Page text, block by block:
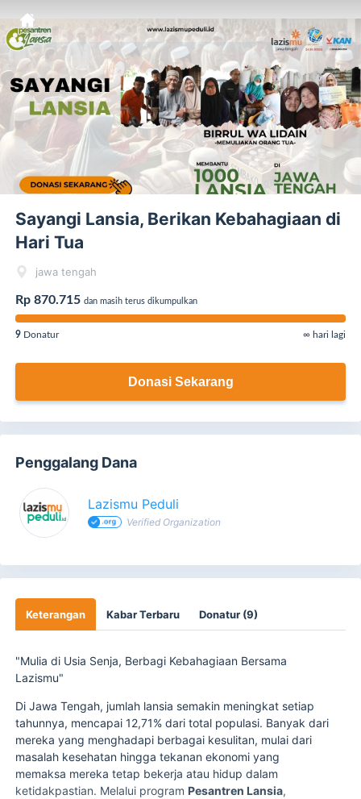
Sayangi Lansia, Berikan Kebahagiaan di
Hari Tua
jawa tengah
Rp 870.715 dan masih terus dikumpulkan
9 Donatur ∞ hari lagi
Donasi Sekarang
Penggalang Dana
Lazismu Peduli
Verified Organization
Keterangan Kabar Terbaru Donatur (9)
"Mulia di Usia Senja, Berbagi Kebahagiaan Bersama
Lazismu"
Di Jawa Tengah, jumlah lansia semakin meningkat setiap
tahunnya, mencapai 12,71% dari total populasi. Banyak dari
mereka yang menghadapi berbagai kesulitan, mulai dari
masalah kesehatan hingga tekanan ekonomi yang
memaksa mereka tetap bekerja atau hidup dalam
ketidakpastian. Melalui programPesantren Lansia,